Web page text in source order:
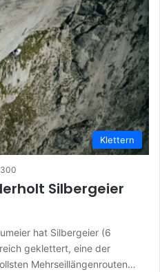
Klettern
300
Silbergeier
hat Silbergeier (6
geklettert, eine der
Mehrseillängenrouten…